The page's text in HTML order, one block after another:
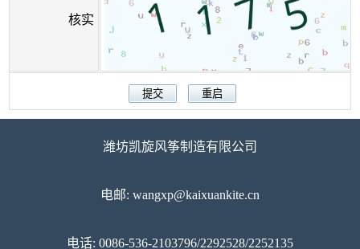
核实
潍坊凯旋风筝制造有限公司
电邮: wangxp@kaixuankite.cn
电话: 0086-536-2103796/2292528/2252135